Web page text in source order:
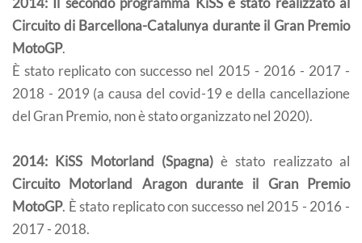
Circuito di Barcellona-Catalunya durante il Gran Premio
MotoGP.
È stato replicato con successo nel 2015 - 2016 - 2017 -
2018 - 2019 (a causa del covid-19 e della cancellazione
del Gran Premio, non è stato organizzato nel 2020).
2014: KiSS Motorland (Spagna)è stato realizzato al
Circuito Motorland Aragon durante il Gran Premio
MotoGP. È stato replicato con successo nel 2015 - 2016 -
2017 - 2018.